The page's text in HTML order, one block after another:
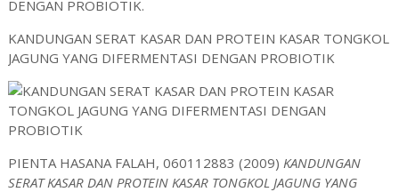
DENGAN PROBIOTIK.
KANDUNGAN SERAT KASAR DAN PROTEIN KASAR TONGKOL
JAGUNG YANG DIFERMENTASI DENGAN PROBIOTIK
PIENTA HASANA FALAH, 060112883 (2009) KANDUNGAN
SERAT KASAR DAN PROTEIN KASAR TONGKOL JAGUNG YANG